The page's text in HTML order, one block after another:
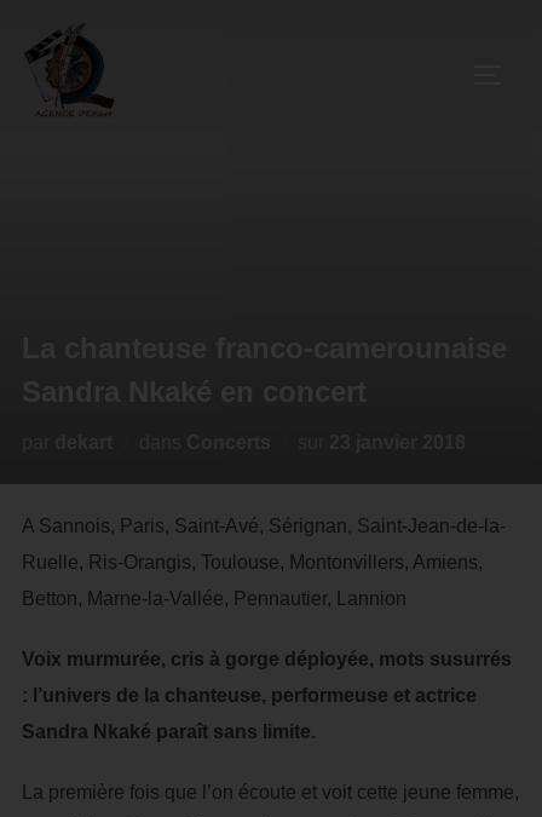
A Sannois, Paris, Saint-Avé, Sérignan, Saint-Jean-de-la-
Ruelle, Ris-Orangis, Toulouse, Montonvillers, Amiens,
Betton, Marne-la-Vallée, Pennautier, Lannion
Voix murmurée, cris à gorge déployée, mots susurrés
: l’univers de la chanteuse, performeuse et actrice
Sandra Nkaké paraît sans limite.
La première fois que l’on écoute et voit cette jeune femme,